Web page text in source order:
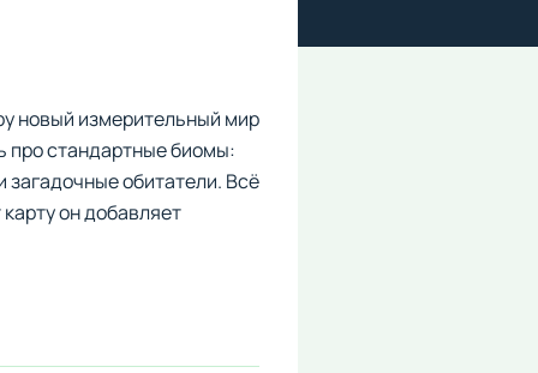
новый измерительный мир
про стандартные биомы:
обитатели. Всё
он добавляет